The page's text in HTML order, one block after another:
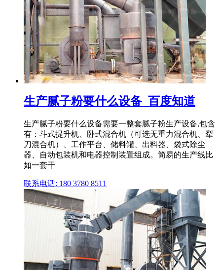
生产腻子粉要什么设备_百度知道
生产腻子粉要什么设备需要一整套腻子粉生产设备,包含
有：斗式提升机、卧式混合机（可选无重力混合机、犁
刀混合机）、工作平台、储料罐、出料器、袋式除尘
器、自动包装机和电器控制装置组成。简易的生产线比
如一套干
联系电话: 180 3780 8511